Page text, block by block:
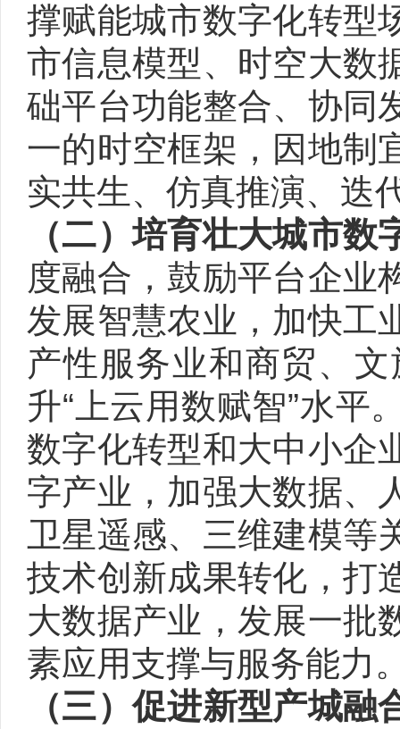
撑赋能城市数字化转型
市信息模型、时空大数
础平台功能整合、协同
一的时空框架，因地制
实共生、仿真推演、迭
（二）培育壮大城市数
度融合，鼓励平台企业
发展智慧农业，加快工
产性服务业和商贸、
升“上云用数赋智”水平
数字化转型和大中小企
字产业，加强大数据、
卫星遥感、三维建模等
技术创新成果转化，打
大数据产业，发展一批
素应用支撑与服务能力
（三）促进新型产城融